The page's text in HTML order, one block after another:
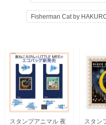
Fisherman Cat by
スタンプアニマル 夜
スタン